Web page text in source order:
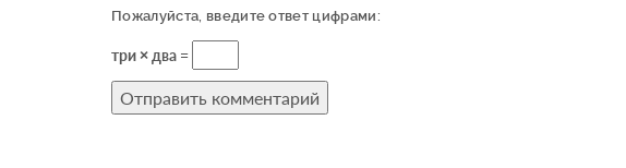
Пожалуйста, введите ответ цифрами:
три × два =